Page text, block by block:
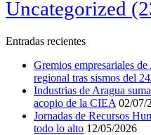
Uncategorized
Entradas recientes
Gremios empresariales
regional tras sismos del
Industrias de Aragua
acopio de la CIEA 02/07/
Jornadas de Recursos
todo lo alto 12/05/2026